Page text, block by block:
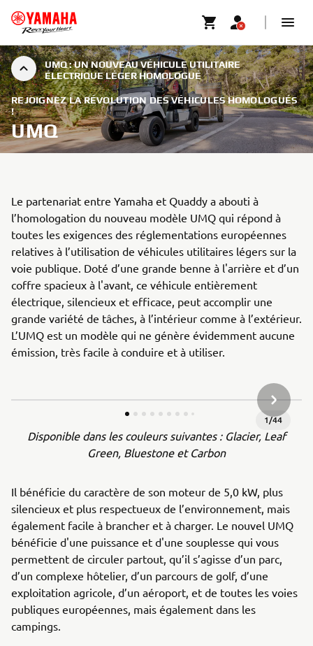
UMQ : UN NOUVEAU VÉHICULE UTILITAIRE
ÉLECTRIQUE LÉGER HOMOLOGUÉ
REJOIGNEZ LA RÉVOLUTION DES VÉHICULES HOMOLOGUÉS
!
UMQ
Le partenariat entre Yamaha et Quaddy a abouti à
l’homologation du nouveau modèle UMQ qui répond à
toutes les exigences des réglementations européennes
relatives à l’utilisation de véhicules utilitaires légers sur la
voie publique. Doté d’une grande benne à l'arrière et d’un
coffre spacieux à l'avant, ce véhicule entièrement
électrique, silencieux et efficace, peut accomplir une
grande variété de tâches, à l’intérieur comme à l’extérieur.
L’UMQ est un modèle qui ne génère évidemment aucune
émission, très facile à conduire et à utiliser.
1/44
Disponible dans les couleurs suivantes : Glacier, Leaf
Green, Bluestone et Carbon
Il bénéficie du caractère de son moteur de 5,0 kW, plus
silencieux et plus respectueux de l’environnement, mais
également facile à brancher et à charger. Le nouvel UMQ
bénéficie d'une puissance et d'une souplesse qui vous
permettent de circuler partout, qu’il s’agisse d’un parc,
d’un complexe hôtelier, d’un parcours de golf, d’une
exploitation agricole, d’un aéroport, et de toutes les voies
publiques européennes, mais également dans les
campings.